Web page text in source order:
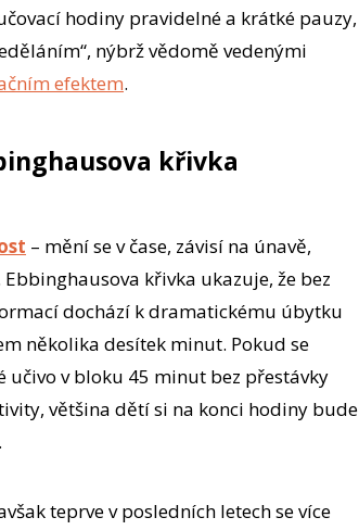
hodiny pravidelné a krátké pauzy,
nýbrž vědomě vedenými
efektem.
křivka
– mění se v čase, závisí na únavě,
křivka ukazuje, že bez
dochází k dramatickému úbytku
několika desítek minut. Pokud se
v bloku 45 minut bez přestávky
většina dětí si na konci hodiny bude
teprve v posledních letech se více